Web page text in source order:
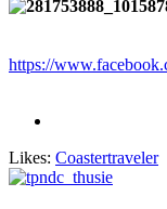
https://
Likes: Coastertraveler